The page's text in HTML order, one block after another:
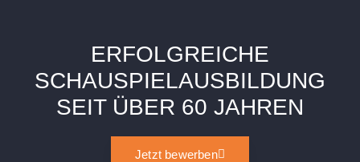
ERFOLGREICHE
SCHAUSPIELAUSBILDUNG
SEIT ÜBER 60 JAHREN
Jetzt bewerben